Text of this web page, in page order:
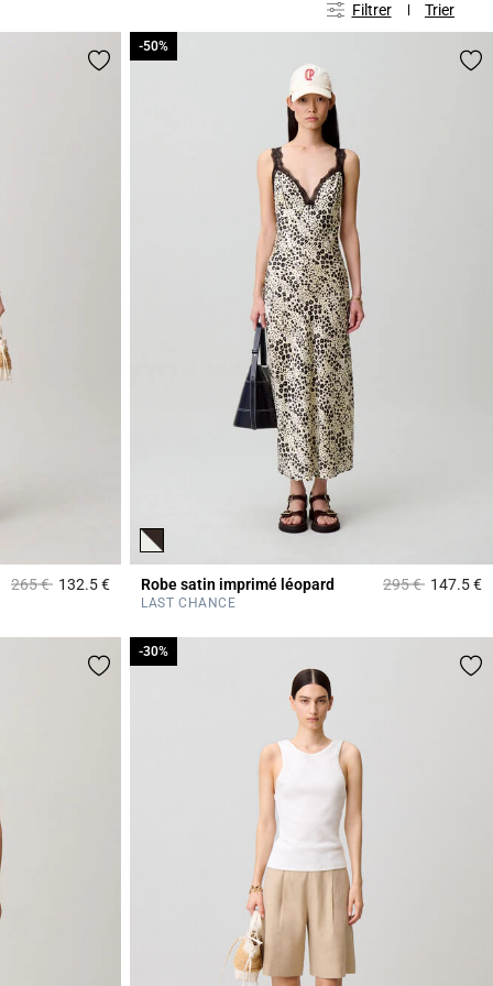
Filtrer Trier
Prix réduit à partir de
265 €à132.5 €4,8 out of 5 Customer Rating
Robe satin imprimé léopard Prix réduit à
295 €à
-50%
147.5 €
LAST CHANCE
-50%
-30%
-30%